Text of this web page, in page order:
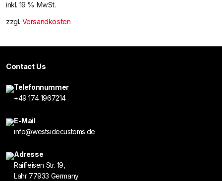
inkl. 19 % MwSt.
zzgl. Versandkosten
Contact Us
Telefonnummer
+49 174 1967214
E-Mail
info@westsidecustoms.de
Adresse
Raiffeisen Str. 19,
Lahr 77933 Germany.